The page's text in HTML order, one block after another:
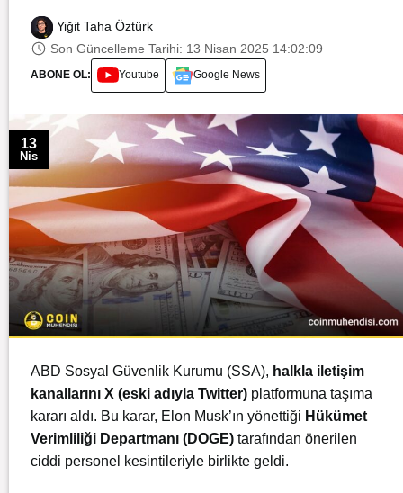
Yiğit Taha Öztürk
Son Güncelleme Tarihi: 13 Nisan 2025 14:02:09
ABONE OL: Youtube Google News
13
Nis
ABD Sosyal Güvenlik Kurumu (SSA), halkla iletişim
kanallarını X (eski adıyla Twitter) platformuna taşıma
kararı aldı. Bu karar, Elon Musk’ın yönettiği Hükümet
Verimliliği Departmanı (DOGE) tarafından önerilen
ciddi personel kesintileriyle birlikte geldi.